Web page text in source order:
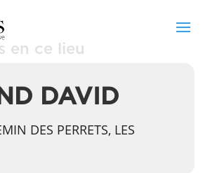
en ce lieu
DAVID
DES PERRETS, LES